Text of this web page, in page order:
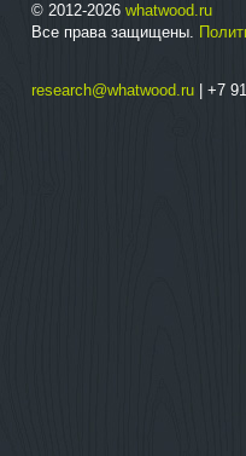
© 2012-2026 whatwood.ru
Все права защищены.
research@whatwood.ru | +7